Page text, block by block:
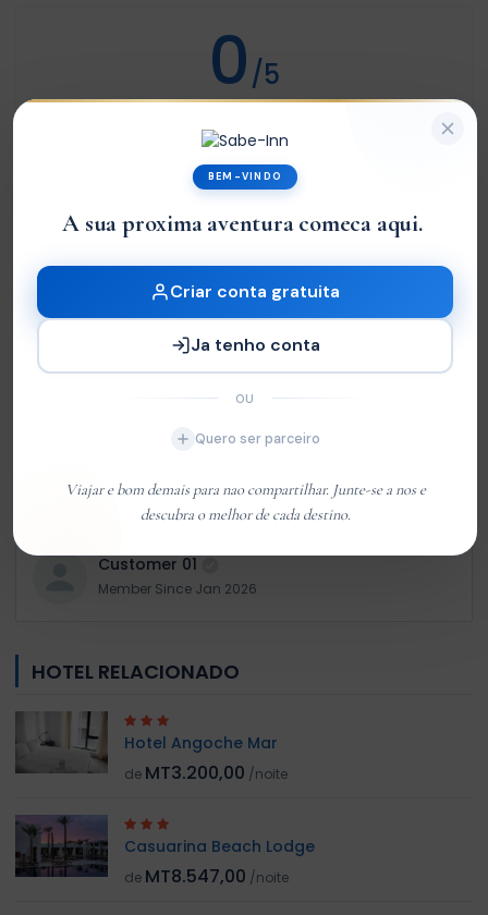
0/5
Not rated
Com base em0 review
Very Good
Média
Ruim
0
You mustlog into write review
Customer 01
Member Since Jan 2026
HOTEL RELACIONADO
Hotel Angoche Mar
de MT3.200,00 /noite
Casuarina Beach Lodge
de MT8.547,00 /noite
BEM-VINDO
A sua proxima aventura comeca aqui.|
Criar conta gratuita
Ja tenho conta
OU
Quero ser parceiro
Viajar e bom demais para nao compartilhar. Junte-se a nos e
descubra o melhor de cada destino.